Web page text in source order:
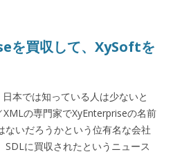
を買収して、XySoftを
本では知っている人は少ないと
の専門家でXyEnterpriseの名前
ないだろうかという位有名な会社
SDLに買収されたというニュース